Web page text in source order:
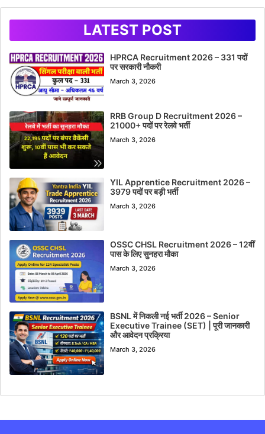
LATEST POST
HPRCA Recruitment 2026 – 331 पदों
पर सरकारी नौकरी
March 3, 2026
RRB Group D Recruitment 2026 –
21000+ पदों पर रेलवे भर्ती
March 3, 2026
YIL Apprentice Recruitment 2026 –
3979 पदों पर बड़ी भर्ती
March 3, 2026
OSSC CHSL Recruitment 2026 – 12वीं
पास के लिए सुनहरा मौका
March 3, 2026
BSNL में निकली नई भर्ती 2026 – Senior
Executive Trainee (SET) | पूरी जानकारी
और आवेदन प्रक्रिया
March 3, 2026